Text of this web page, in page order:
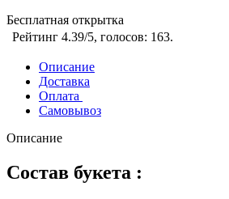
Бесплатная открытка
Рейтинг 4.39/5, голосов: 163.
Описание
Доставка
Оплата
Самовывоз
Описание
Состав букета :